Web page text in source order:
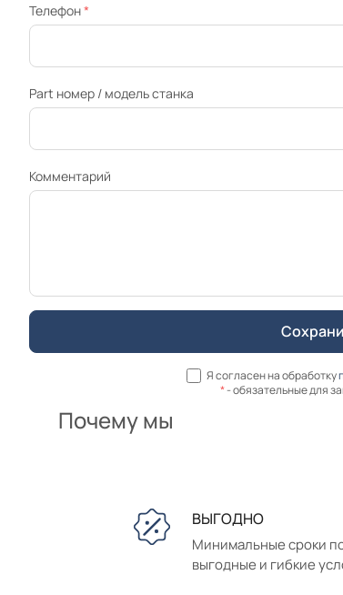
Телефон*
Part номер / модель станка
Комментарий
Я согласен на обработку
*- обязательные для
Почему мы
ВЫГОДНО
Минимальные сроки
выгодные и гибкие